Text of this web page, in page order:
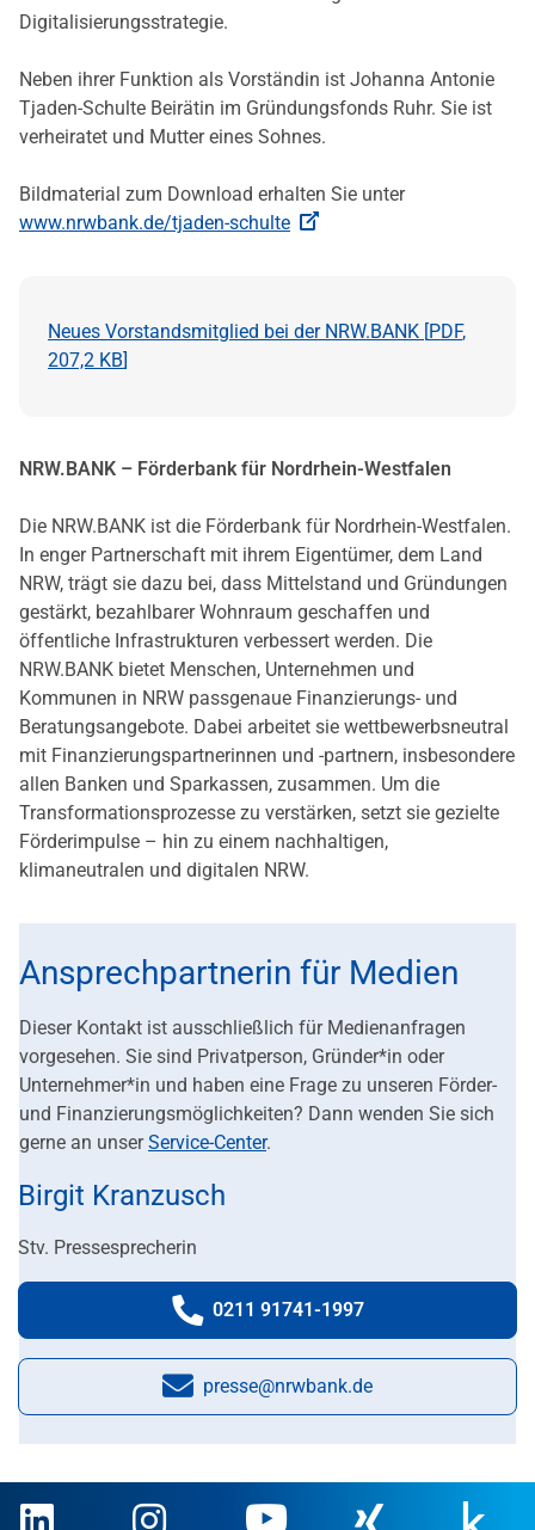
Digitalisierungsstrategie.
Neben ihrer Funktion als Vorständin ist Johanna Antonie
Tjaden-Schulte Beirätin im Gründungsfonds Ruhr. Sie ist
verheiratet und Mutter eines Sohnes.
Bildmaterial zum Download erhalten Sie unter
www.nrwbank.de/tjaden-schulte
Neues Vorstandsmitglied bei der NRW.BANK [PDF,
207,2 KB]
NRW.BANK – Förderbank für Nordrhein-Westfalen
Die NRW.BANK ist die Förderbank für Nordrhein-Westfalen.
In enger Partnerschaft mit ihrem Eigentümer, dem Land
NRW, trägt sie dazu bei, dass Mittelstand und Gründungen
gestärkt, bezahlbarer Wohnraum geschaffen und
öffentliche Infrastrukturen verbessert werden. Die
NRW.BANK bietet Menschen, Unternehmen und
Kommunen in NRW passgenaue Finanzierungs- und
Beratungsangebote. Dabei arbeitet sie wettbewerbsneutral
mit Finanzierungspartnerinnen und -partnern, insbesondere
allen Banken und Sparkassen, zusammen. Um die
Transformationsprozesse zu verstärken, setzt sie gezielte
Förderimpulse – hin zu einem nachhaltigen,
klimaneutralen und digitalen NRW.
Ansprechpartnerin für Medien
Dieser Kontakt ist ausschließlich für Medienanfragen
vorgesehen. Sie sind Privatperson, Gründer*in oder
Unternehmer*in und haben eine Frage zu unseren Förder-
und Finanzierungsmöglichkeiten? Dann wenden Sie sich
gerne an unserService-Center.
Birgit Kranzusch
Stv. Pressesprecherin
Telefonnummer:
0211 91741-1997
E-Mail:
presse@nrwbank.de